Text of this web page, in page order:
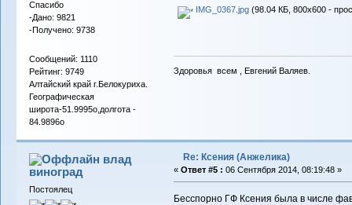
Спасибо
-Дано: 9821
-Получено: 9738
Сообщений: 1110
Рейтинг: 9749
Алтайский край г.Белокуриха.
Географическая
широта-51.9995о,долгота -
84.9896о
IMG_0367.jpg(98.04 КБ, 800x600 -
Здоровья всем , Евгений Валяев.
влад
виноград
Постоялец
Re: Ксения (Анжелика)
« Ответ #5 : 06 Сентября 2014, 08:19:48 »
Бесспорно ГФ Ксения была в числе